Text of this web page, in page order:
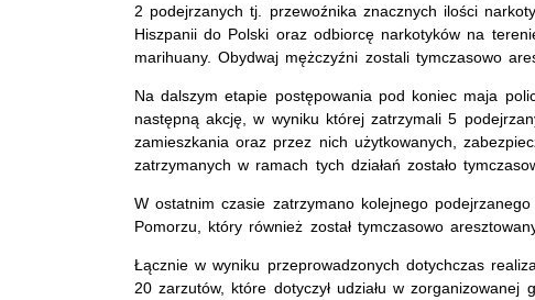
2 podejrzanych tj. przewoźnika znacznych ilości
Hiszpanii do Polski oraz odbiorcę narkotyków na
marihuany. Obydwaj mężczyźni zostali tymczasowo
Na dalszym etapie postępowania pod koniec maja
następną akcję, w wyniku której zatrzymali 5
zamieszkania oraz przez nich użytkowanych,
zatrzymanych w ramach tych działań zostało
W ostatnim czasie zatrzymano kolejnego
Pomorzu, który również został tymczasowo
Łącznie w wyniku przeprowadzonych dotychczas
20 zarzutów, które dotyczył udziału w